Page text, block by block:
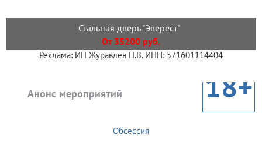
Стальная дверь "Эверест"
От 35200 руб.
Реклама: ИП Журавлев П.В. ИНН: 571601114404
Анонс мероприятий 18+
Обсессия